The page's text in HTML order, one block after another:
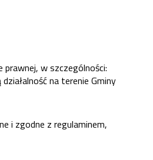
w szczególności:
na terenie Gminy
i zgodne z regulaminem,